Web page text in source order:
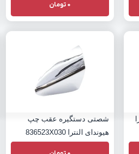
0 تومان
شصتی دستگیره عقب چپ
هیوندای النترا 836523X030